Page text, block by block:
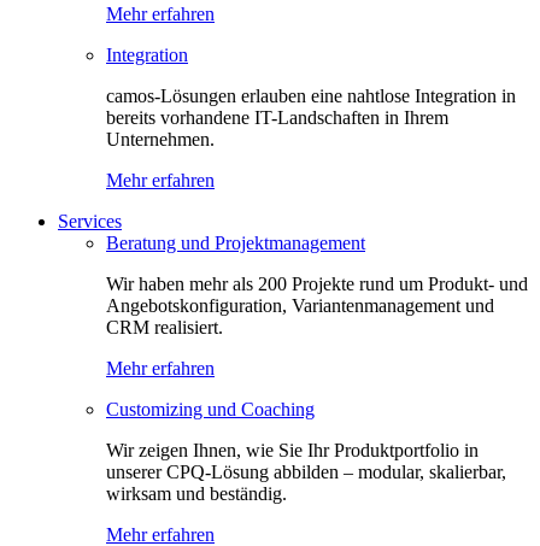
Mehr erfahren
Integration
camos-Lösungen erlauben eine nahtlose Integration in
bereits vorhandene IT-Landschaften in Ihrem
Unternehmen.
Mehr erfahren
Services
Beratung und Projektmanagement
Wir haben mehr als 200 Projekte rund um Produkt- und
Angebotskonfiguration, Variantenmanagement und
CRM realisiert.
Mehr erfahren
Customizing und Coaching
Wir zeigen Ihnen, wie Sie Ihr Produktportfolio in
unserer CPQ-Lösung abbilden – modular, skalierbar,
wirksam und beständig.
Mehr erfahren